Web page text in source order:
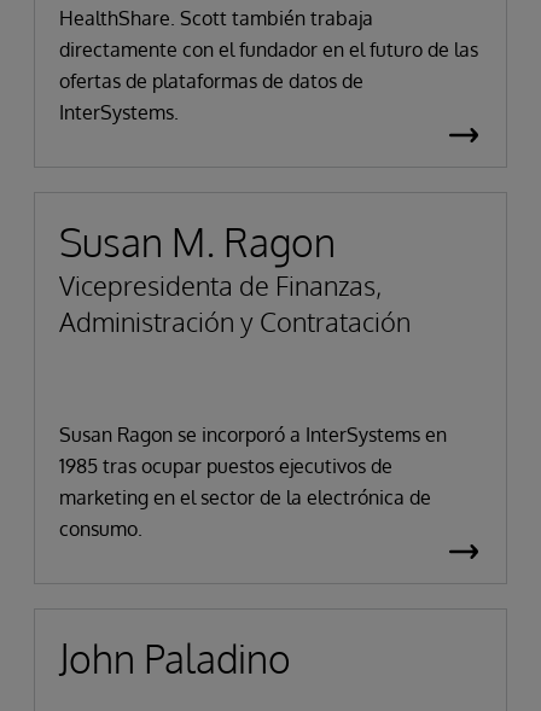
HealthShare. Scott también trabaja
directamente con el fundador en el futuro de las
ofertas de plataformas de datos de
InterSystems.
Susan M. Ragon
Vicepresidenta de Finanzas,
Administración y Contratación
Susan Ragon se incorporó a InterSystems en
1985 tras ocupar puestos ejecutivos de
marketing en el sector de la electrónica de
consumo.
John Paladino